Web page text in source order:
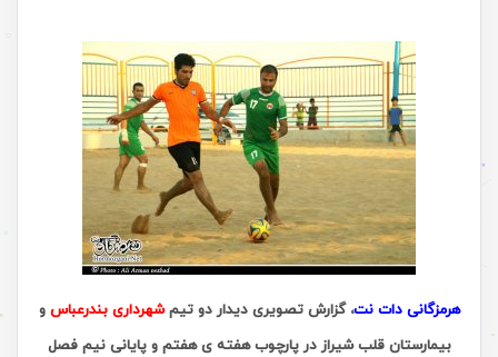
هرمزگانی دات نت، گزارش تصویری دیدار دو تیمشهرداری بندرعباس و
بیمارستان قلب شیراز در پارچوب هفته ی هفتم و پایانی نیم فصل